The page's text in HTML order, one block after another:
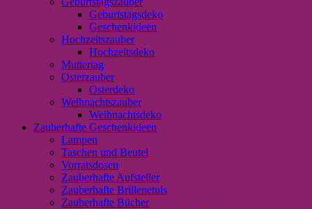
Geburtstagsdeko
Geschenkideen
Hochzeitszauber
Hochzeitsdeko
Muttertag
Osterzauber
Osterdeko
Weihnachtszauber
Weihnachtsdeko
Zauberhafte Geschenkideen
Lampen
Taschen und Beutel
Vorratsdosen
Zauberhafte Aufsteller
Zauberhafte Brillenetuis
Zauberhafte Bücher